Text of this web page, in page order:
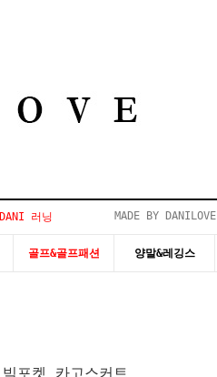
DANI 러닝 MADE BY DANILOVE
골프&골프패션 양말&레깅스
빅포켓 카고스커트